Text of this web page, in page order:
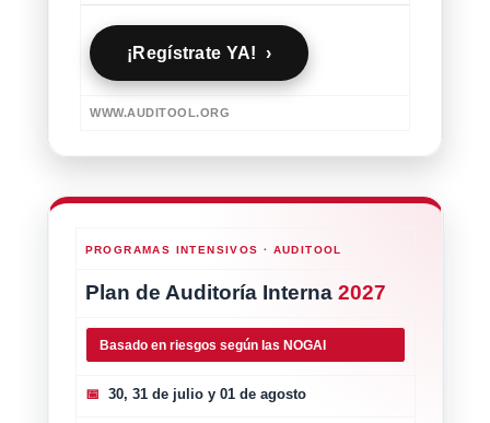
¡Regístrate YA! ›
WWW.AUDITOOL.ORG
PROGRAMAS INTENSIVOS · AUDITOOL
Plan de Auditoría Interna 2027
Basado en riesgos según las NOGAI
📅 30, 31 de julio y 01 de agosto